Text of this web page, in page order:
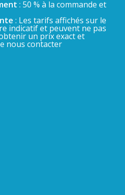
: 50 % à la commande et
: Les tarifs affichés sur le
indicatif et peuvent ne pas
un prix exact et
nous contacter